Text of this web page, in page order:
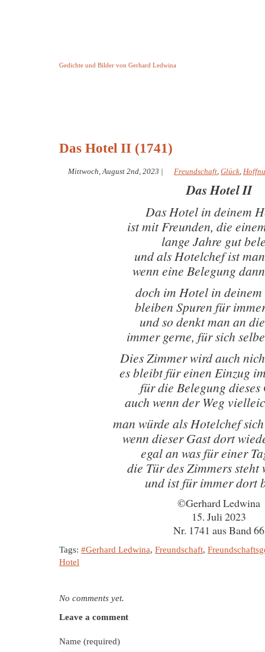
Gedichte und Bilder von Gerhard Ledwina
Das Hotel II (1741)
Mittwoch, August 2nd, 2023 | Freundschaft, Glück,
Das Hotel II
Das Hotel in deinem
ist mit Freunden, die
lange Jahre gut
und als Hotelchef ist
wenn eine Belegung
doch im Hotel in
bleiben Spuren für
und so denkt man an
immer gerne, für sich
Dies Zimmer wird auch
es bleibt für einen Einzug
für die Belegung dieses
auch wenn der Weg
man würde als Hotelchef
wenn dieser Gast dort
egal an was für einer
die Tür des Zimmers steht
und ist für immer dort
©Gerhard Ledwina
15. Juli 2023
Nr. 1741 aus Band 66
Tags: #Gerhard Ledwina, Freundschaft,
Hotel
No comments yet.
Leave a comment
Name (required)